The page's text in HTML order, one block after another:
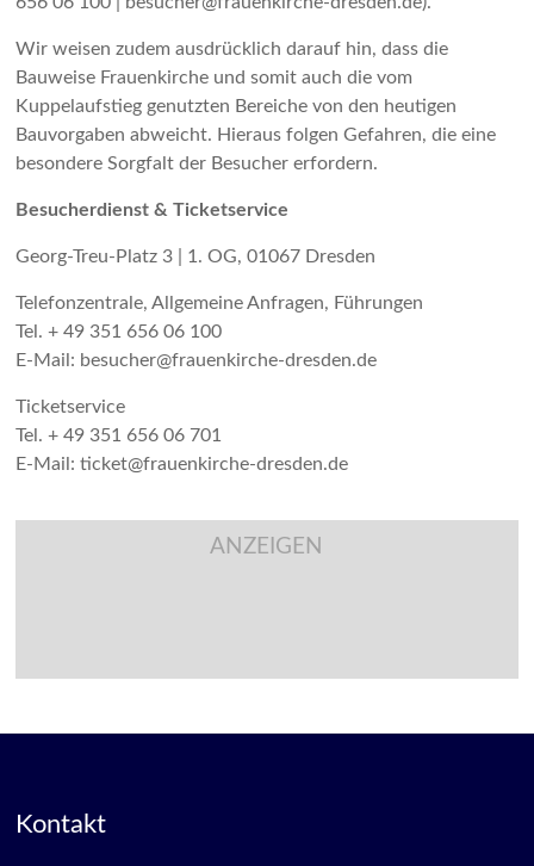
Wir weisen zudem ausdrücklich darauf hin, dass die
Bauweise Frauenkirche und somit auch die vom
Kuppelaufstieg genutzten Bereiche von den heutigen
Bauvorgaben abweicht. Hieraus folgen Gefahren, die eine
besondere Sorgfalt der Besucher erfordern.
Besucherdienst & Ticketservice
Georg-Treu-Platz 3 | 1. OG, 01067 Dresden
Telefonzentrale, Allgemeine Anfragen, Führungen
Tel. + 49 351 656 06 100
E-Mail: besucher@frauenkirche-dresden.de
Ticketservice
Tel. + 49 351 656 06 701
E-Mail: ticket@frauenkirche-dresden.de
ANZEIGEN
Kontakt